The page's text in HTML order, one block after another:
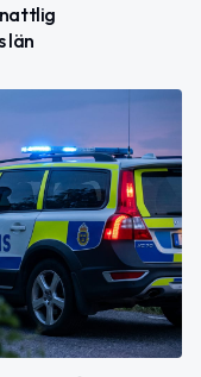
nattlig
län